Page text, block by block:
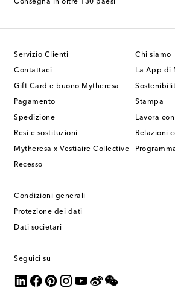
Consegna in oltre 130 paesi
Servizio Clienti
Contattaci
Gift Card e buono Mytheresa
Pagamento
Spedizione
Resi e sostituzioni
Mytheresa x Vestiaire Collective
Recesso
Chi siamo
La App di
Stampa
Lavora
Relazioni
Condizioni generali
Protezione dei dati
Dati societari
Seguici su